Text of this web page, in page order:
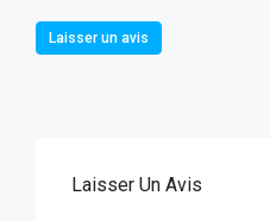
Laisser un avis
Laisser Un Avis